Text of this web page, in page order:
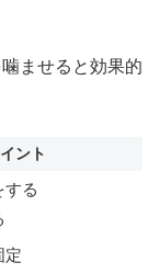
ませると効果的
ント
する
定